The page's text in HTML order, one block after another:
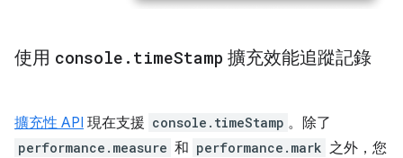
使用 console . timeStamp 擴充效能追蹤記錄
擴充性 API 現在支援 console.timeStamp 。除了
performance.measure 和 performance.mark 之外，您